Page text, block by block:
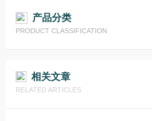
产品分类
PRODUCT CLASSIFICATION
相关文章
RELATED ARTICLES